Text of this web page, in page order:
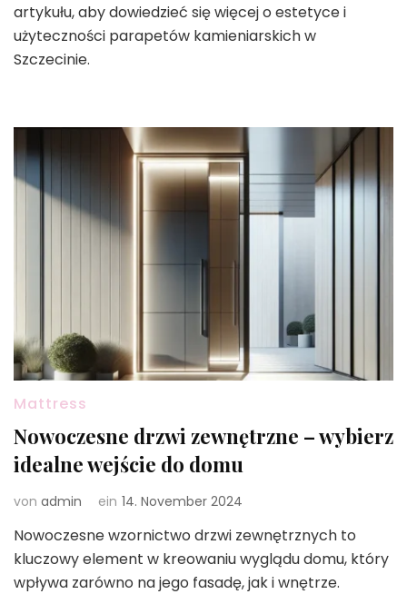
artykułu, aby dowiedzieć się więcej o estetyce i
użyteczności parapetów kamieniarskich w
Szczecinie.
Mattress
Nowoczesne drzwi zewnętrzne – wybierz
idealne wejście do domu
von admin ein 14. November 2024
Nowoczesne wzornictwo drzwi zewnętrznych to
kluczowy element w kreowaniu wyglądu domu, który
wpływa zarówno na jego fasadę, jak i wnętrze.